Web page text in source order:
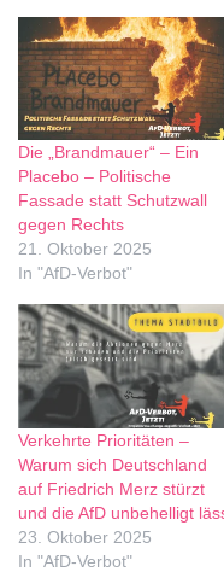
Die „Brandmauer“ – Ein
Placebo – Politische
Fassade statt Schutzwall
gegen Rechts
21. Oktober 2025
In "AfD-Verbot"
Verkehrte Prioritäten –
Warum sich Deutschland
auf Friedrich Merz stürzt
und die AfD unbehelligt
23. Oktober 2025
In "AfD-Verbot"